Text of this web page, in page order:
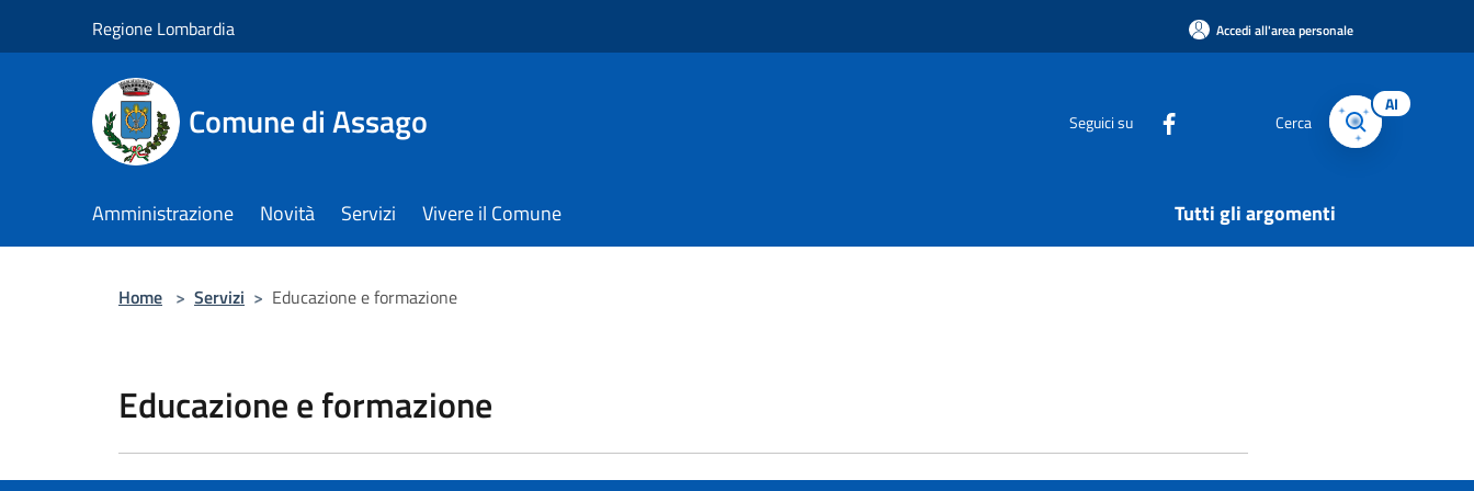
Regione Lombardia Accedi all'area personale
Comune di Assago Seguici su Cerca
AI
Amministrazione Novità Servizi Vivere il Comune Tutti gli argomenti
Home > Servizi > Educazione e formazione
Educazione e formazione